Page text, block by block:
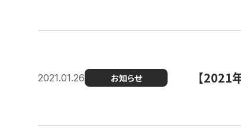
2021.01.26 お知らせ 【2021